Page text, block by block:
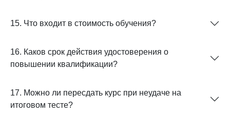
15. Что входит в стоимость обучения?
16. Каков срок действия удостоверения о
повышении квалификации?
17. Можно ли пересдать курс при неудаче на
итоговом тесте?